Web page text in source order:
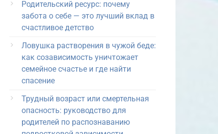
Родительский ресурс: почему
забота о себе — это лучший вклад в
счастливое детство
Ловушка растворения в чужой беде:
как созависимость уничтожает
семейное счастье и где найти
спасение
Трудный возраст или смертельная
опасность: руководство для
родителей по распознаванию